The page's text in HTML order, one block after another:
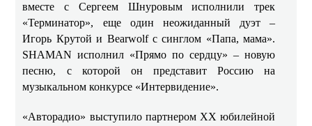
вместе с Сергеем Шнуровым исполнили трек
«Терминатор», еще один неожиданный дуэт –
Игорь Крутой и Bearwolf с синглом «Папа, мама».
SHAMAN исполнил «Прямо по сердцу» – новую
песню, с которой он представит Россию на
музыкальном конкурсе «Интервидение».
«Авторадио» выступило партнером ХХ юбилейной